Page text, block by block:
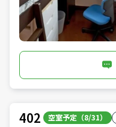
402 空室予定（8/31）